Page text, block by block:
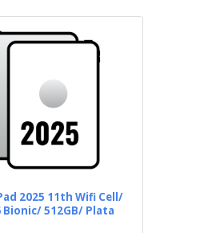
2025 11th Wifi Cell/
Bionic/ 512GB/ Plata